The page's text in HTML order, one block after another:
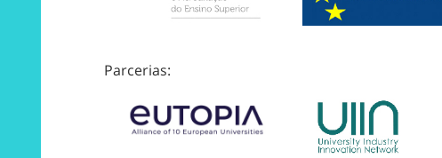
Parcerias: